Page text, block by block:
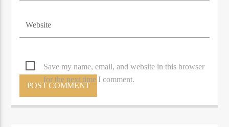
Save my name, email, and website in this browser
for the next time I comment.